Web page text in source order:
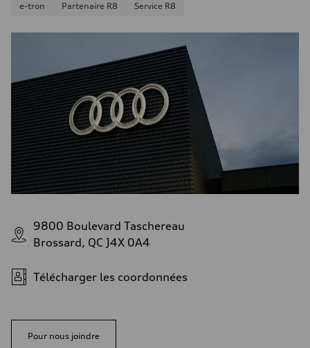
e-tron
Partenaire R8 Service R8
9800 Boulevard Taschereau
Brossard, QC J4X 0A4
Télécharger les coordonnées
Pour nous joindre